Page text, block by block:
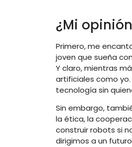
¿Mi
Primero, me
joven que sueña
Y claro, mientras
artificiales como
tecnología sin
Sin embargo,
la ética, la
construir robots si
dirigimos a un